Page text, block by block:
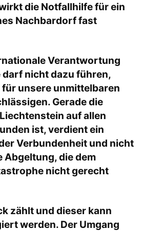
die Notfallhilfe für ein
Nachbardorf fast
Verantwortung
nicht dazu führen,
unsere unmittelbaren
Gerade die
auf allen
ist, verdient ein
Verbundenheit und nicht
Abgeltung, die dem
nicht gerecht
zählt und dieser kann
werden. Der Umgang